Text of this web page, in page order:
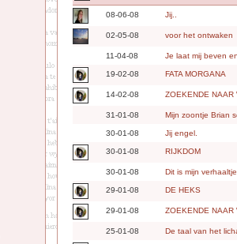
08-06-08 Jij..
02-05-08 voor het ontwaken
11-04-08 Je laat mij beven
19-02-08 FATA MORGANA
14-02-08 ZOEKENDE NAAR
31-01-08 Mijn zoontje Brian
30-01-08 Jij engel.
30-01-08 RIJKDOM
30-01-08 Dit is mijn
29-01-08 DE HEKS
29-01-08 ZOEKENDE NAAR
25-01-08 De taal van het